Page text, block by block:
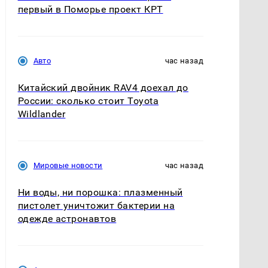
первый в Поморье проект КРТ
Авто час назад
Китайский двойник RAV4 доехал до
России: сколько стоит Toyota
Wildlander
Мировые новости час назад
Ни воды, ни порошка: плазменный
пистолет уничтожит бактерии на
одежде астронавтов